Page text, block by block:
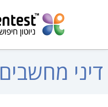
דיני מחשבים